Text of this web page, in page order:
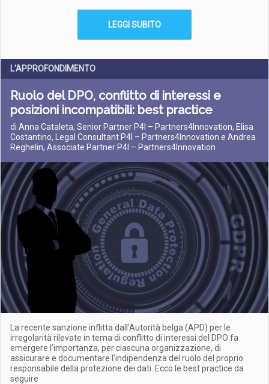
LEGGI SUBITO
L'APPROFONDIMENTO
Ruolo del DPO, conflitto di interessi e
posizioni incompatibili: best practice
di Anna Cataleta, Senior Partner P4I – Partners4Innovation, Elisa
Costantino, Legal Consultant P4I – Partners4Innovation e Andrea
Reghelin, Associate Partner P4I – Partners4Innovation
La recente sanzione inflitta dall’Autorità belga (APD) per le
irregolarità rilevate in tema di conflitto di interessi del DPO fa
emergere l’importanza, per ciascuna organizzazione, di
assicurare e documentare l’indipendenza del ruolo del proprio
responsabile della protezione dei dati. Ecco le best practice da
seguire